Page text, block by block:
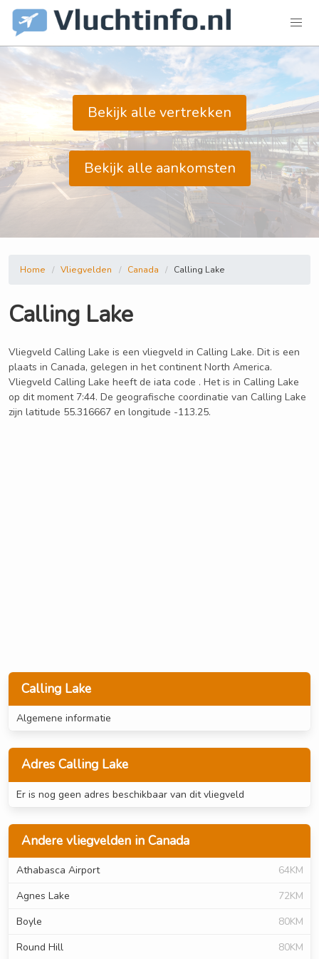
Bekijk alle vertrekken
Bekijk alle aankomsten
Calling Lake
Algemene informatie
Adres Calling Lake
Er is nog geen adres beschikbaar van dit vliegveld
Andere vliegvelden in Canada
Athabasca Airport
64KM
Agnes Lake
72KM
Boyle
80KM
Round Hill
80KM
Home Vliegvelden Canada Calling Lake
Calling Lake
Vliegveld Calling Lake is een vliegveld in Calling Lake. Dit is een
plaats in Canada, gelegen in het continent North America.
Vliegveld Calling Lake heeft de iata code . Het is in Calling Lake
op dit moment 7:44. De geografische coordinatie van Calling Lake
zijn latitude 55.316667 en longitude -113.25.